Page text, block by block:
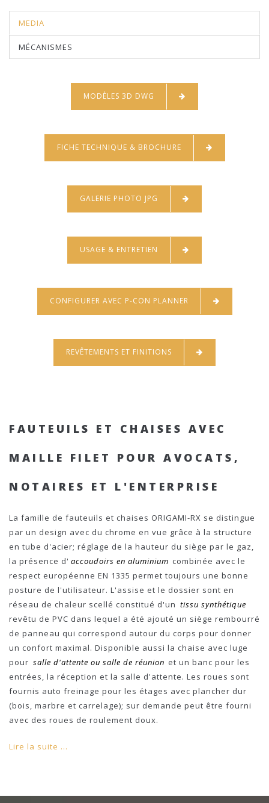
MEDIA
MÉCANISMES
MODÈLES 3D DWG
FICHE TECHNIQUE & BROCHURE
GALERIE PHOTO JPG
USAGE & ENTRETIEN
CONFIGURER AVEC P-CON PLANNER
REVÊTEMENTS ET FINITIONS
FAUTEUILS ET CHAISES AVEC
MAILLE FILET POUR AVOCATS,
NOTAIRES ET L'ENTERPRISE
La famille de fauteuils et chaises ORIGAMI-RX se distingue
par un design avec du chrome en vue grâce à la structure
en tube d'acier; réglage de la hauteur du siège par le gaz,
la présence d' accoudoirs en aluminium combinée avec le
respect européenne EN 1335 permet toujours une bonne
posture de l'utilisateur. L'assise et le dossier sont en
réseau de chaleur scellé constitué d'un tissu synthétique
revêtu de PVC dans lequel a été ajouté un siège rembourré
de panneau qui correspond autour du corps pour donner
un confort maximal. Disponible aussi la chaise avec luge
pour salle d'attente ou salle de réunion et un banc pour les
entrées, la réception et la salle d'attente. Les roues sont
fournis auto freinage pour les étages avec plancher dur
(bois, marbre et carrelage); sur demande peut être fourni
avec des roues de roulement doux.
Lire la suite ...